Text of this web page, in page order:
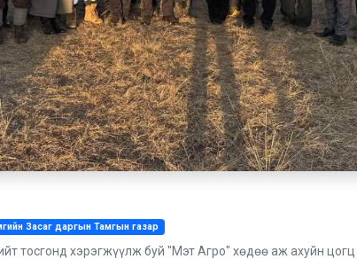
Засаг даргын Тамгын газар
тосгонд хэрэгжүүлж буй "Мэт Агро" хөдөө аж ахуйн цогц